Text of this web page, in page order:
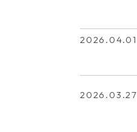
2026.04.01
2026.03.27